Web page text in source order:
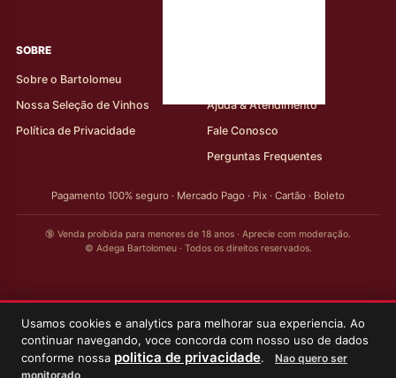
Usamos cookies e analytics para melhorar sua experiencia. Ao
continuar navegando, voce concorda com nosso uso de dados
conforme nossa politica de privacidade.
Nao quero ser
monitorado
SOBRE
Sobre o Bartolomeu
Nossa Seleção de Vinhos
Política de Privacidade
Ajuda & Atendimento
Fale Conosco
Perguntas Frequentes
Pagamento 100% seguro · Mercado Pago · Pix · Cartão · Boleto
🔞 Venda proibida para menores de 18 anos · Aprecie com moderação.
© Adega Bartolomeu · Todos os direitos reservados.